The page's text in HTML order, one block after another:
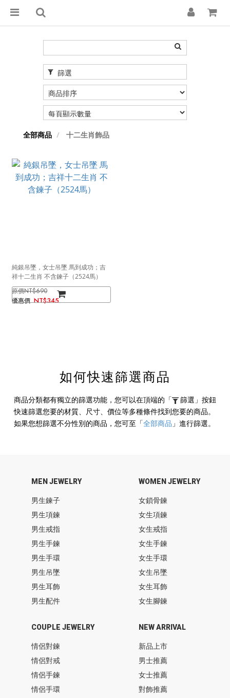
篩選
全部商品 十二生肖飾品
純銀吊墜，女士吊墜 馬到成功；吉
祥十二生肖 不含鍊子（2524馬）
NT$690
NT$345
如何快速篩選商品
商品分類都有獨立的篩選功能，您可以在頂端的 「 篩選」 按鈕
快速篩選您要的材質、尺寸、價位等多種條件找到您要的商品。
如果您想篩選不分性別的商品，您可至 「全部商品 」 進行篩選。
MEN JEWELRY
男生鍊子
男生項鍊
男生戒指
男生手鍊
男生手環
男生吊墜
男生耳飾
男生配件
WOMEN JEWELRY
女鎖骨鍊
女生項鍊
女生戒指
女生手鍊
女生手環
女生吊墜
女生耳飾
女生腳鍊
COUPLE JEWELRY
情侶對鍊
情侶對戒
情侶手鍊
情侶手環
NEW ARRIVAL
新品上市
男士推薦
女士推薦
對飾推薦